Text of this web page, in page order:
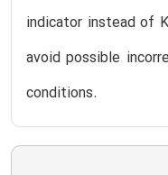
indicator instead of
avoid possible
conditions.